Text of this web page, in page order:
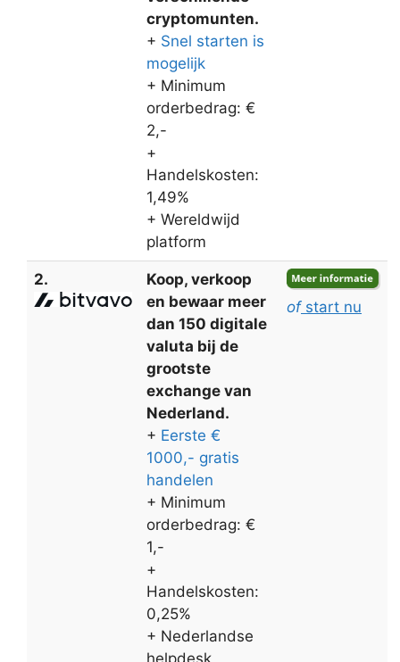
cryptomunten.
+ Snel starten is
mogelijk
+ Minimum
orderbedrag: €
2,-
+
Handelskosten:
1,49%
+ Wereldwijd
platform
2.
Koop, verkoop
en bewaar meer
dan 150 digitale
valuta bij de
grootste
exchange van
Nederland.
+ Eerste €
1000,- gratis
handelen
+ Minimum
orderbedrag: €
1,-
+
Handelskosten:
0,25%
+ Nederlandse
helpdesk
ofstart nu